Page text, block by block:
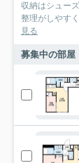
収納はシュー
整理がしやす
見る
募集中の部屋